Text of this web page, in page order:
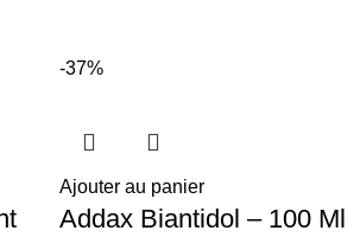
-37%
Ajouter au panier
Addax Biantidol – 100 Ml